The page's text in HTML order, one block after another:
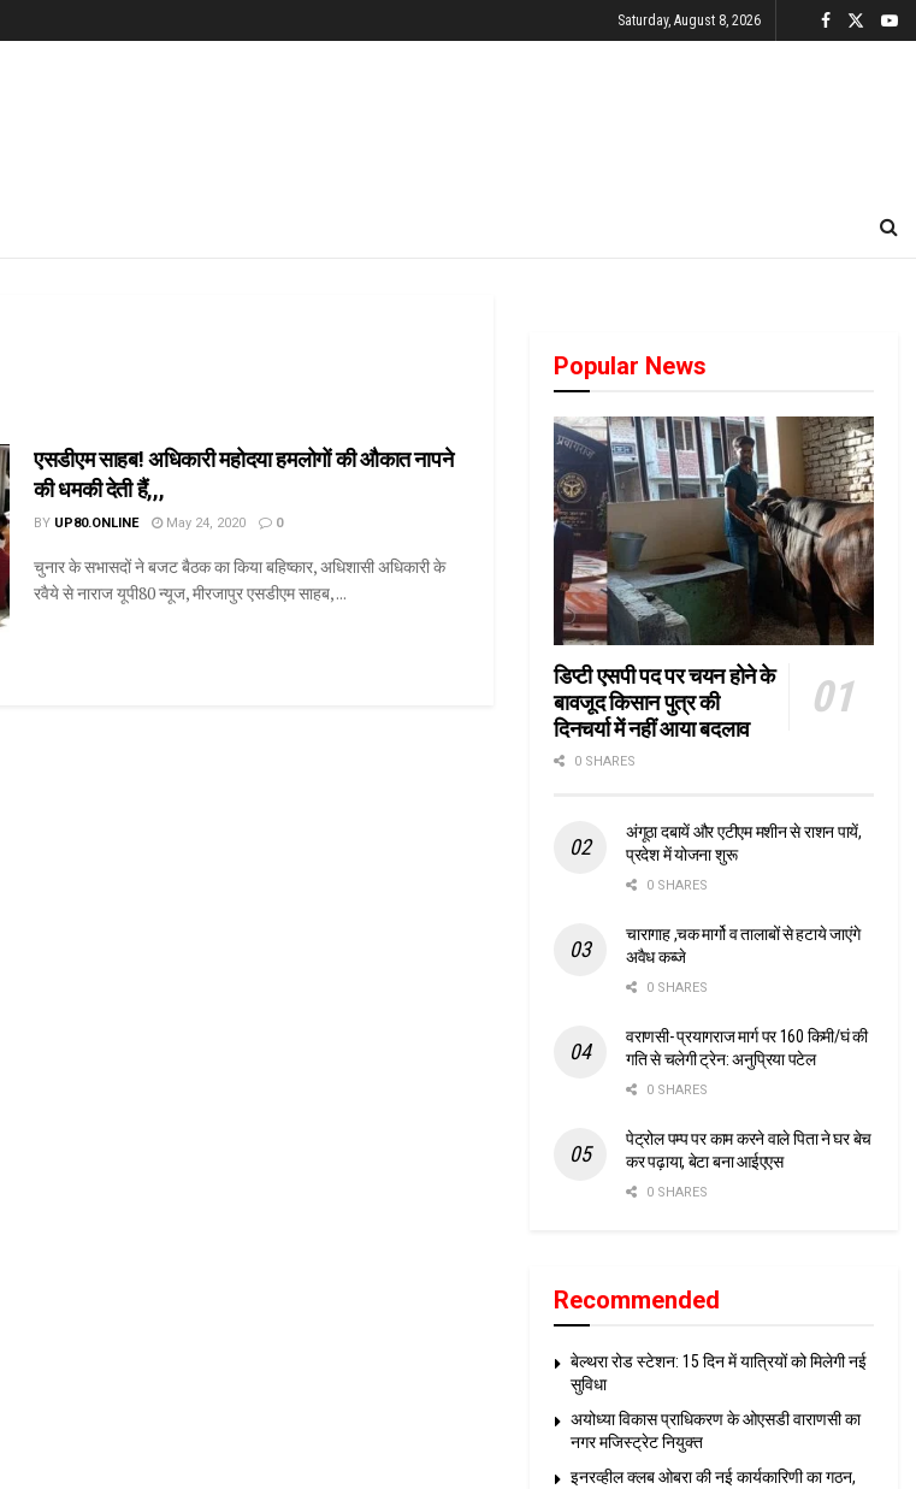
Saturday, August 8, 2026
एसडीएम साहब! अधिकारी महोदया हमलोगों की औकात नापने
की धमकी देती हैं,,,
BY UP80.ONLINE May 24, 2020 0
चुनार के सभासदों ने बजट बैठक का किया बहिष्कार, अधिशासी अधिकारी के
रवैये से नाराज यूपी80 न्यूज, मीरजापुर एसडीएम साहब, ...
Popular News
डिप्टी एसपी पद पर चयन होने के
बावजूद किसान पुत्र की
दिनचर्या में नहीं आया बदलाव
0 SHARES
अंगूठा दबायें और एटीएम मशीन से राशन पायें,
प्रदेश में योजना शुरू
0 SHARES
चारागाह ,चक मार्गो व तालाबों से हटाये जाएंगे
अवैध कब्जे
0 SHARES
वराणसी- प्रयागराज मार्ग पर 160 किमी/घं की
गति से चलेगी ट्रेन: अनुप्रिया पटेल
0 SHARES
पेट्रोल पम्प पर काम करने वाले पिता ने घर बेच
कर पढ़ाया, बेटा बना आईएएस
0 SHARES
Recommended
बेल्थरा रोड स्टेशन: 15 दिन में यात्रियों को मिलेगी नई
सुविधा
अयोध्या विकास प्राधिकरण के ओएसडी वाराणसी का
नगर मजिस्ट्रेट नियुक्त
इनरव्हील क्लब ओबरा की नई कार्यकारिणी का गठन,